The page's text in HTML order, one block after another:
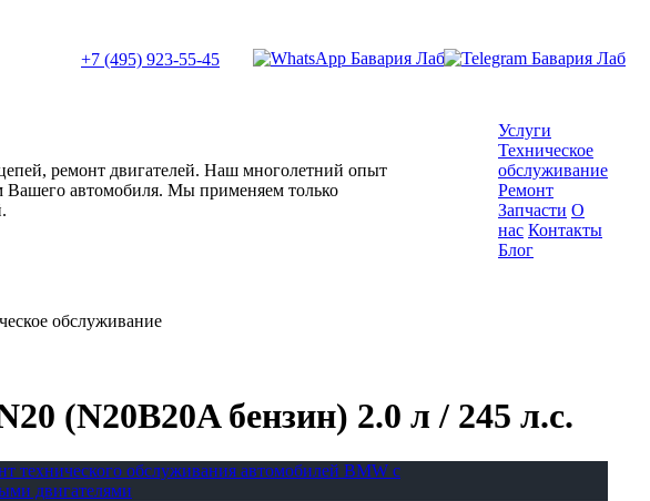
+7 (495) 923-55-45
ремонт двигателей. Наш многолетний опыт
Вашего автомобиля. Мы применяем только
Услуги
Техническое
обслуживание
Ремонт
Запчасти О
нас Контакты
Блог
обслуживание
(N20B20A бензин) 2.0 л / 245 л.с.
технического обслуживания автомобилей BMW с
двигателями